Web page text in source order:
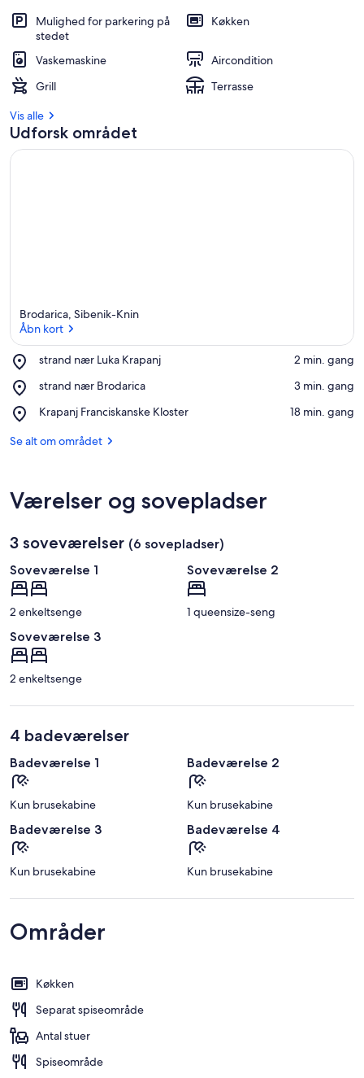
Mulighed for parkering på
stedet
Køkken
Vaskemaskine
Aircondition
Grill
Terrasse
Vis alle
Udforsk området
Brodarica, Sibenik-Knin
Åbn kort
strand nær Luka Krapanj
Place,
nær
Krapanj
‪2 min. gang‬
strand nær Brodarica
Place,
nær
‪3 min. gang‬
Krapanj Franciskanske Kloster
Place,
Franciskanske
‪18 min. gang‬
Se alt om området
Værelser og sovepladser
3 soveværelser (6 sovepladser)
Soveværelse 1
2 enkeltsenge
Soveværelse 2
1 queensize-seng
Soveværelse 3
2 enkeltsenge
4 badeværelser
Badeværelse 1
Kun brusekabine
Badeværelse 2
Kun brusekabine
Badeværelse 3
Kun brusekabine
Badeværelse 4
Kun brusekabine
Områder
Køkken
Separat spiseområde
Antal stuer
Spiseområde